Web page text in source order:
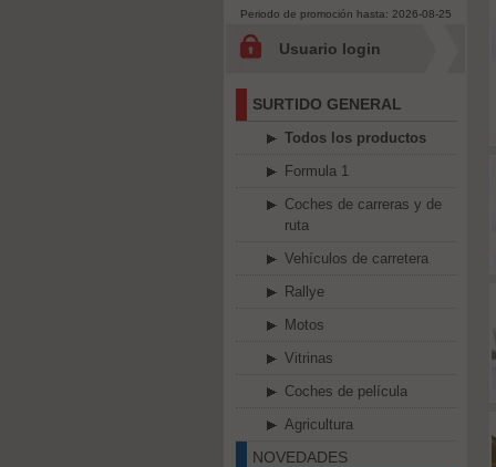
Periodo de promoción hasta: 2026-08-25
Usuario login
SURTIDO GENERAL
Todos los productos
Formula 1
Coches de carreras y de
ruta
Vehículos de carretera
Rallye
Motos
Vitrinas
Coches de película
Agricultura
NOVEDADES